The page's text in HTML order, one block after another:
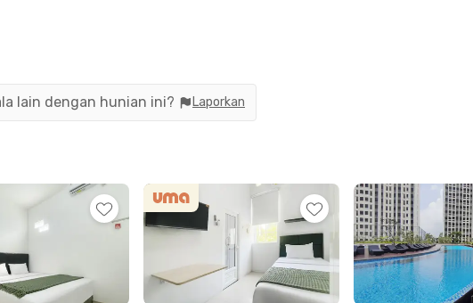
dengan AC dan kamar mandi dilengkapi shower,
penghuni.
dengan waktu tempuh sekitar 10 menit.
medis di RS EMC Cikarang dan RS Siloam
Mall Cikarang dapat dijangkau hanya dalam 7 menit.
Mayville Cikarang yang tersedia untuk sewa
lain dengan hunian ini? Laporkan